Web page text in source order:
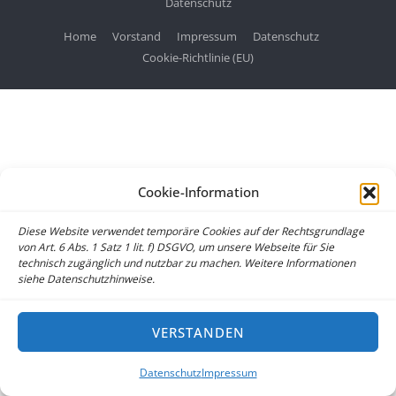
Cookie-Information
Diese Website verwendet temporäre Cookies auf der Rechtsgrundlage
von Art. 6 Abs. 1 Satz 1 lit. f) DSGVO, um unsere Webseite für Sie
technisch zugänglich und nutzbar zu machen. Weitere Informationen
siehe Datenschutzhinweise.
VERSTANDEN
DatenschutzImpressum
Home Vorstand Impressum
Datenschutz
Cookie-Richtlinie (EU)